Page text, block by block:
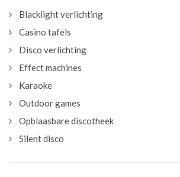
Blacklight verlichting
Casino tafels
Disco verlichting
Effect machines
Karaoke
Outdoor games
Opblaasbare discotheek
Silent disco